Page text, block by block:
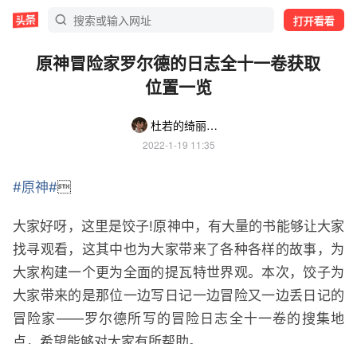
打开看看
原神冒险家罗尔德的日志全十一卷获取
位置一览
杜若的绮丽梦境谭
2022-1-19 11:35
#原神#
大家好呀，这里是饺子!原神中，有大量的书能够让大家
找寻观看，这其中也为大家带来了各种各样的故事，为
大家构建一个更为全面的提瓦特世界观。本次，饺子为
大家带来的是那位一边写日记一边冒险又一边丢日记的
冒险家——罗尔德所写的冒险日志全十一卷的搜集地